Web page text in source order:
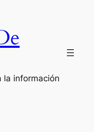
la información